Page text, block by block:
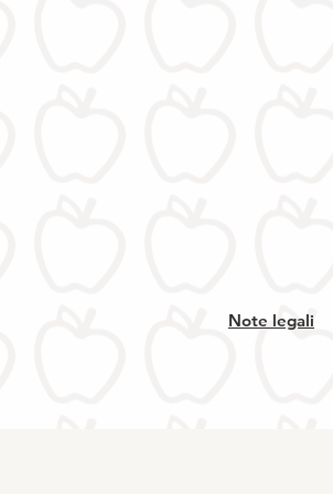
Note legali